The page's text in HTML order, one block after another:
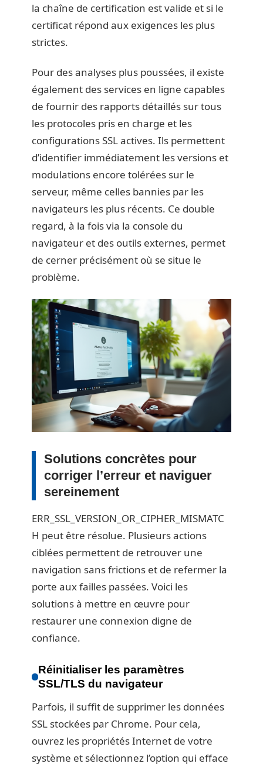
la chaîne de certification est valide et si le
certificat répond aux exigences les plus
strictes.
Pour des analyses plus poussées, il existe
également des services en ligne capables
de fournir des rapports détaillés sur tous
les protocoles pris en charge et les
configurations SSL actives. Ils permettent
d’identifier immédiatement les versions et
modulations encore tolérées sur le
serveur, même celles bannies par les
navigateurs les plus récents. Ce double
regard, à la fois via la console du
navigateur et des outils externes, permet
de cerner précisément où se situe le
problème.
Solutions concrètes pour
corriger l’erreur et naviguer
sereinement
ERR_SSL_VERSION_OR_CIPHER_MISMATC
H peut être résolue. Plusieurs actions
ciblées permettent de retrouver une
navigation sans frictions et de refermer la
porte aux failles passées. Voici les
solutions à mettre en œuvre pour
restaurer une connexion digne de
confiance.
Réinitialiser les paramètres
SSL/TLS du navigateur
Parfois, il suffit de supprimer les données
SSL stockées par Chrome. Pour cela,
ouvrez les propriétés Internet de votre
système et sélectionnez l’option qui efface